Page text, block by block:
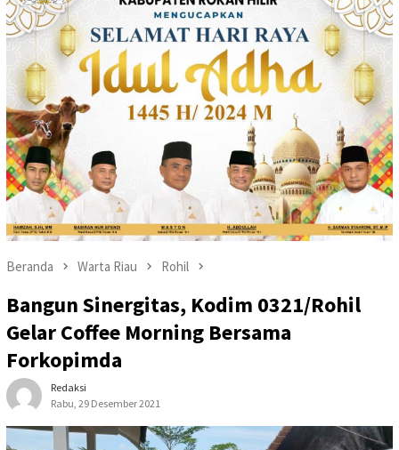
Beranda Warta Riau Rohil
Bangun Sinergitas, Kodim 0321/Rohil
Gelar Coffee Morning Bersama
Forkopimda
Redaksi
Rabu, 29 Desember 2021